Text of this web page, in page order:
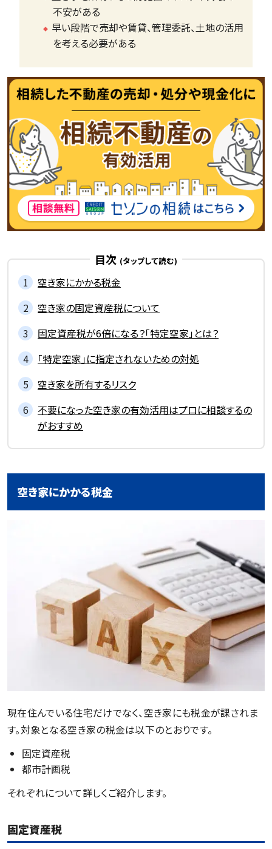
不安がある
早い段階で売却や賃貸、管理委託、土地の活用
を考える必要がある
目次
空き家にかかる税金
空き家の固定資産税について
固定資産税が6倍になる？「特定空家」とは？
「特定空家」に指定されないための対処
空き家を所有するリスク
不要になった空き家の有効活用はプロに相談するの
がおすすめ
空き家にかかる税金
現在住んでいる住宅だけでなく、空き家にも税金が課されま
す。対象となる空き家の税金は以下のとおりです。
固定資産税
都市計画税
それぞれについて詳しくご紹介します。
固定資産税